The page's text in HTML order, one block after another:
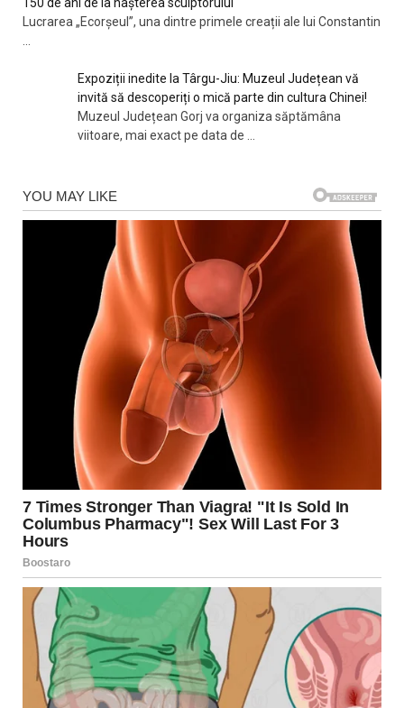
Lucrarea „Ecorșeul”, una dintre primele creații ale lui Constantin
Expoziții inedite la Târgu-Jiu: Muzeul Județean vă
invită să descoperiți o mică parte din cultura Chinei!
Muzeul Județean Gorj va organiza săptămâna
viitoare, mai exact pe data de